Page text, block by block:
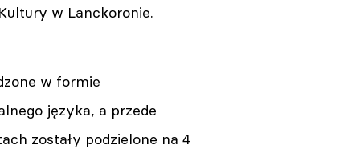
w Lanckoronie.
w formie
języka, a przede
zostały podzielone na 4